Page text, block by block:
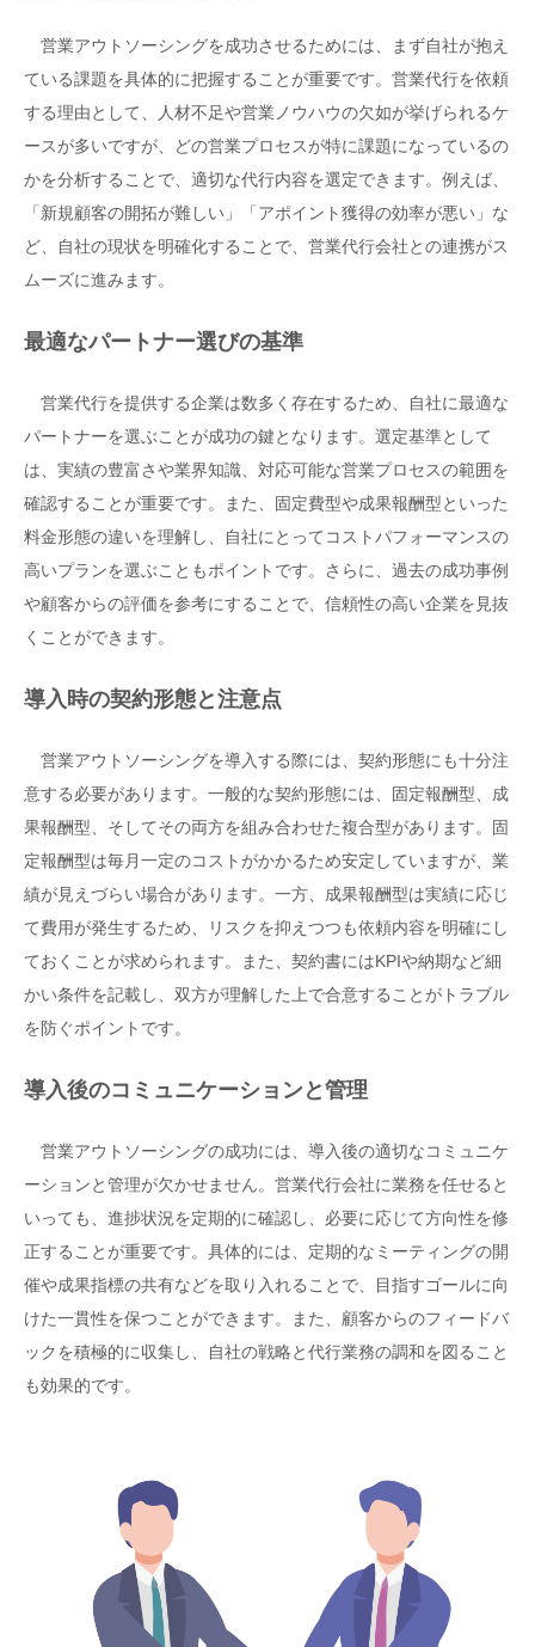
営業アウトソーシングを成功させるためには、まず自社が抱え
ている課題を具体的に把握することが重要です。営業代行を依頼
する理由として、人材不足や営業ノウハウの欠如が挙げられるケ
ースが多いですが、どの営業プロセスが特に課題になっているの
かを分析することで、適切な代行内容を選定できます。例えば、
「新規顧客の開拓が難しい」「アポイント獲得の効率が悪い」な
ど、自社の現状を明確化することで、営業代行会社との連携がス
ムーズに進みます。
最適なパートナー選びの基準
営業代行を提供する企業は数多く存在するため、自社に最適な
パートナーを選ぶことが成功の鍵となります。選定基準として
は、実績の豊富さや業界知識、対応可能な営業プロセスの範囲を
確認することが重要です。また、固定費型や成果報酬型といった
料金形態の違いを理解し、自社にとってコストパフォーマンスの
高いプランを選ぶこともポイントです。さらに、過去の成功事例
や顧客からの評価を参考にすることで、信頼性の高い企業を見抜
くことができます。
導入時の契約形態と注意点
営業アウトソーシングを導入する際には、契約形態にも十分注
意する必要があります。一般的な契約形態には、固定報酬型、成
果報酬型、そしてその両方を組み合わせた複合型があります。固
定報酬型は毎月一定のコストがかかるため安定していますが、業
績が見えづらい場合があります。一方、成果報酬型は実績に応じ
て費用が発生するため、リスクを抑えつつも依頼内容を明確にし
ておくことが求められます。また、契約書にはKPIや納期など細
かい条件を記載し、双方が理解した上で合意することがトラブル
を防ぐポイントです。
導入後のコミュニケーションと管理
営業アウトソーシングの成功には、導入後の適切なコミュニケ
ーションと管理が欠かせません。営業代行会社に業務を任せると
いっても、進捗状況を定期的に確認し、必要に応じて方向性を修
正することが重要です。具体的には、定期的なミーティングの開
催や成果指標の共有などを取り入れることで、目指すゴールに向
けた一貫性を保つことができます。また、顧客からのフィードバ
ックを積極的に収集し、自社の戦略と代行業務の調和を図ること
も効果的です。